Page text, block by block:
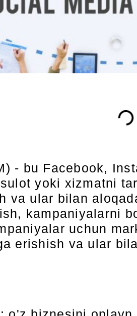
- bu Facebook,
yoki xizmatni
va ular bilan
kampaniyalarni
uchun
erishish va ular